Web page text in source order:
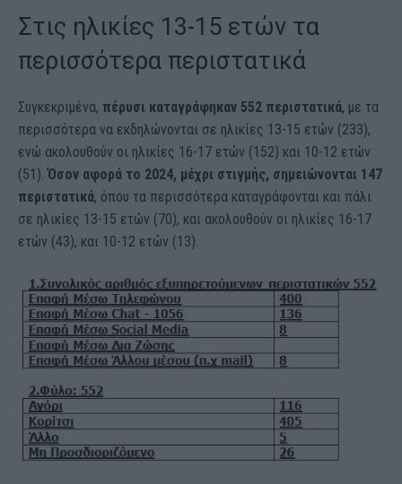
Στις ηλικίες 13-15 ετών τα
περισσότερα περιστατικά
Συγκεκριμένα, πέρυσι καταγράφηκαν 552 περιστατικά, με τα
περισσότερα να εκδηλώνονται σε ηλικίες 13-15 ετών (233),
ενώ ακολουθούν οι ηλικίες 16-17 ετών (152) και 10-12 ετών
(51).Όσον αφορά το 2024, μέχρι στιγμής, σημειώνονται 147
περιστατικά, όπου τα περισσότερα καταγράφονται και πάλι
σε ηλικίες 13-15 ετών (70), και ακολουθούν οι ηλικίες 16-17
ετών (43), και 10-12 ετών (13).